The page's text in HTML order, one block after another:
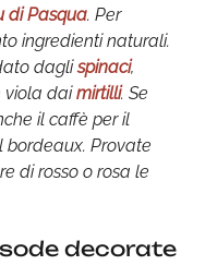
di Pasqua. Per
ingredienti naturali.
daglispinaci,
viola daimirtilli. Se
il caffè per il
bordeaux. Provate
di rosso o rosa le
decorate